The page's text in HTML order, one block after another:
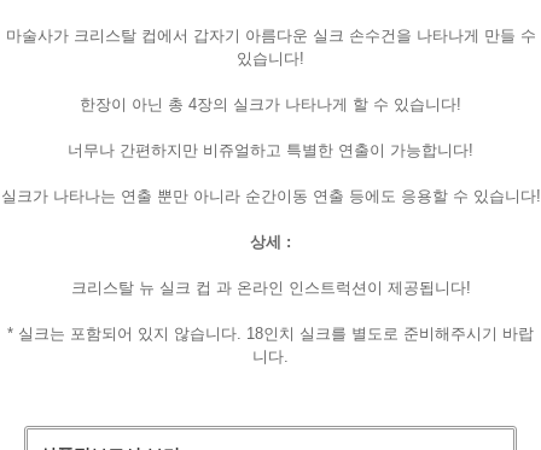
마술사가 크리스탈 컵에서 갑자기 아름다운 실크 손수건을 나타나게 만들 수
있습니다!
한장이 아닌 총 4장의 실크가 나타나게 할 수 있습니다!
너무나 간편하지만 비쥬얼하고 특별한 연출이 가능합니다!
실크가 나타나는 연출 뿐만 아니라 순간이동 연출 등에도 응용할 수 있습니다!
상세 :
크리스탈 뉴 실크 컵 과 온라인 인스트럭션이 제공됩니다!
* 실크는 포함되어 있지 않습니다. 18인치 실크를 별도로 준비해주시기 바랍
니다.